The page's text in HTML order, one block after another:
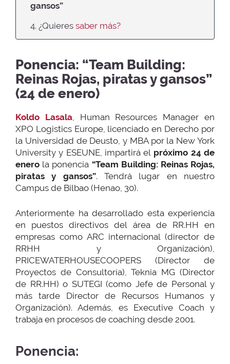
gansos”
4. ¿Quieres saber más?
Ponencia: “Team Building:
Reinas Rojas, piratas y gansos”
(24 de enero)
Koldo Lasala, Human Resources Manager en
XPO Logistics Europe, licenciado en Derecho por
la Universidad de Deusto, y MBA por la New York
University y ESEUNE, impartirá el próximo 24 de
enero la ponencia “Team Building: Reinas Rojas,
piratas y gansos”. Tendrá lugar en nuestro
Campus de Bilbao (Henao, 30).
Anteriormente ha desarrollado esta experiencia
en puestos directivos del área de RR.HH en
empresas como ARC internacional (director de
RRHH y Organización),
PRICEWATERHOUSECOOPERS (Director de
Proyectos de Consultoría), Teknia MG (Director
de RR.HH) o SUTEGI (como Jefe de Personal y
más tarde Director de Recursos Humanos y
Organización). Además, es Executive Coach y
trabaja en procesos de coaching desde 2001.
Ponencia: